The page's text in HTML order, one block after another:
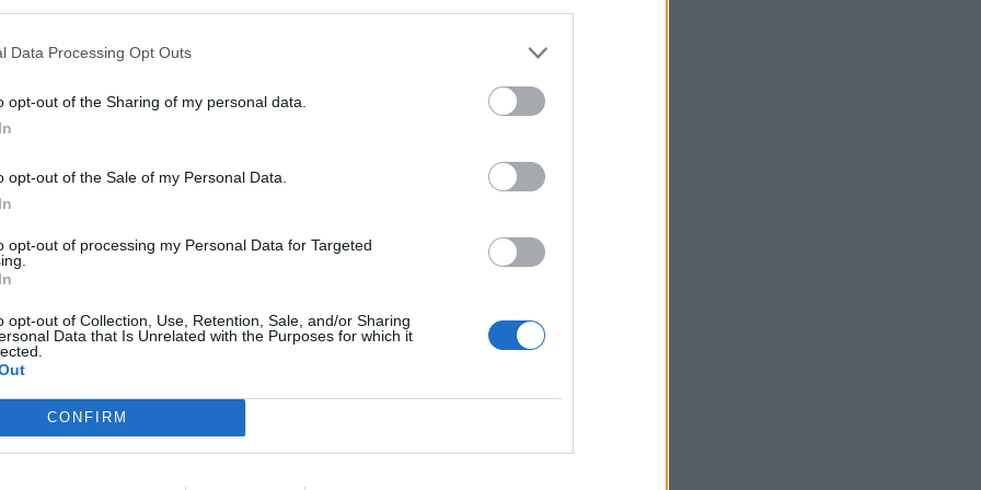
Data Processing Opt Outs
opt-out of the Sharing of my personal data.
opt-out of the Sale of my Personal Data.
opt-out of processing my Personal Data for Targeted
opt-out of Collection, Use, Retention, Sale, and/or Sharing
Data that Is Unrelated with the Purposes for which it
CONFIRM
μέσα από τον Αρχαιολογικό χώρο
τους περιπατητές θα ξεκινήσουν από